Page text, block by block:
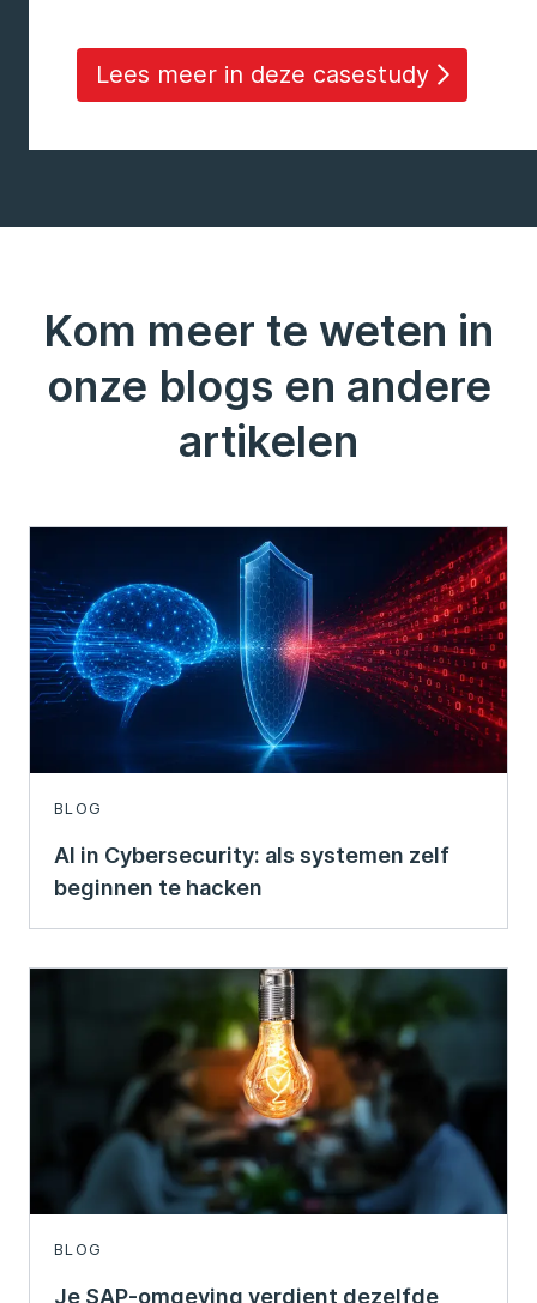
Lees meer in deze casestudy
Kom meer te weten in
onze blogs en andere
artikelen
BLOG
AI in Cybersecurity: als systemen zelf
beginnen te hacken
BLOG
Je SAP-omgeving verdient dezelfde